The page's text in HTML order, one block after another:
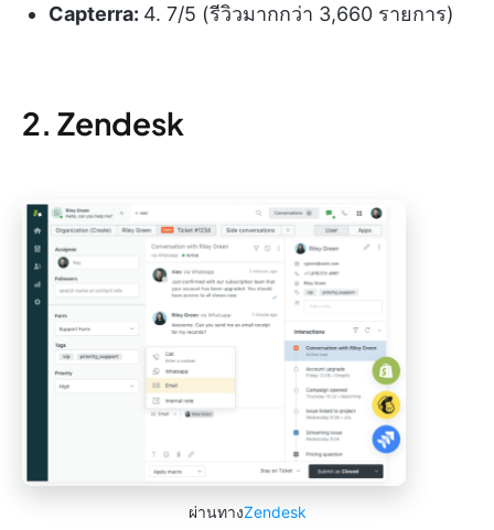
Capterra: 4. 7/5 (รีวิวมากกว่า 3,660 รายการ)
2. Zendesk
ผ่านทางZendesk